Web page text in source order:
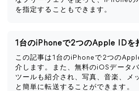
を指定することもできます。
1台のiPhoneで2つのApple IDを
この記事は1台のiPhoneで2つの
介します。また、無料のiOSデータ
ツールも紹介され、写真、音楽、メ
と簡単に転送することができます。